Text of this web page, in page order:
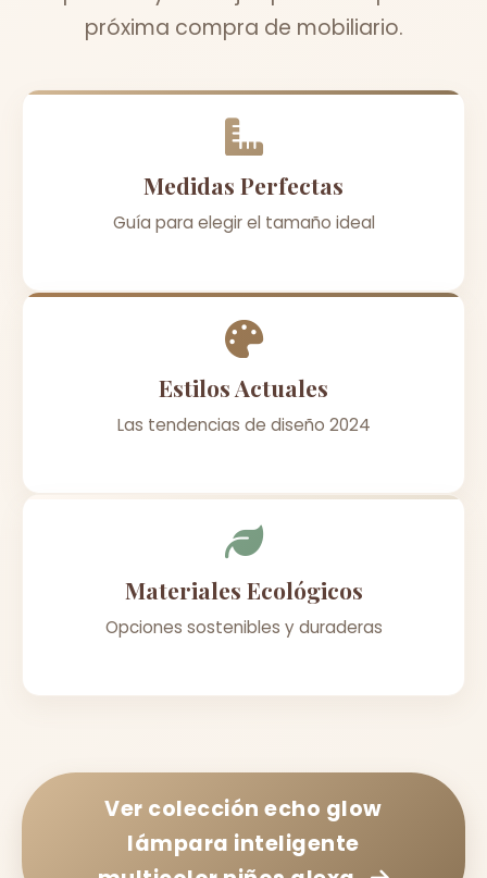
próxima compra de mobiliario.
Medidas Perfectas
Guía para elegir el tamaño ideal
Estilos Actuales
Las tendencias de diseño 2024
Materiales Ecológicos
Opciones sostenibles y duraderas
Ver colecciónecho glow
lámpara inteligente